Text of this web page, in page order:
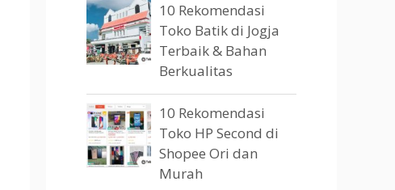
10 Rekomendasi
Toko Batik di Jogja
Terbaik & Bahan
Berkualitas
10 Rekomendasi
Toko HP Second di
Shopee Ori dan
Murah